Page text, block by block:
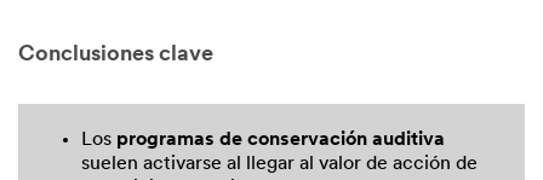
Conclusiones clave
Los programas de conservación auditiva
suelen activarse al llegar al valor de acción de